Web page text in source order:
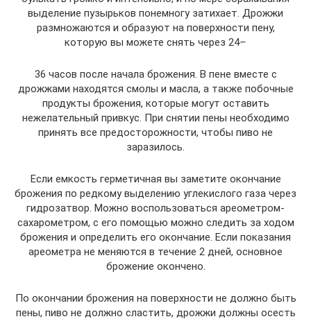
выделение пузырьков понемногу затихает. Дрожжи
размножаются и образуют на поверхности пену,
которую вы можете снять через 24–
36 часов после начала брожения. В пене вместе с
дрожжами находятся смолы и масла, а также побочные
продукты брожения, которые могут оставить
нежелательный привкус. При снятии пены необходимо
принять все предосторожности, чтобы пиво не
заразилось.
Если емкость герметичная вы заметите окончание
брожения по редкому выделению углекислого газа через
гидрозатвор. Можно воспользоваться ареометром-
сахарометром, с его помощью можно следить за ходом
брожения и определить его окончание. Если показания
ареометра не меняются в течение 2 дней, основное
брожение окончено.
По окончании брожения на поверхности не должно быть
пены, пиво не должно сластить, дрожжи должны осесть